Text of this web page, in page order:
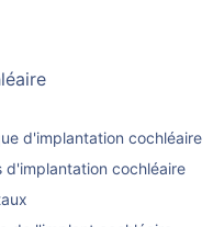
d'implantation cochléaire
d'implantation cochléaire